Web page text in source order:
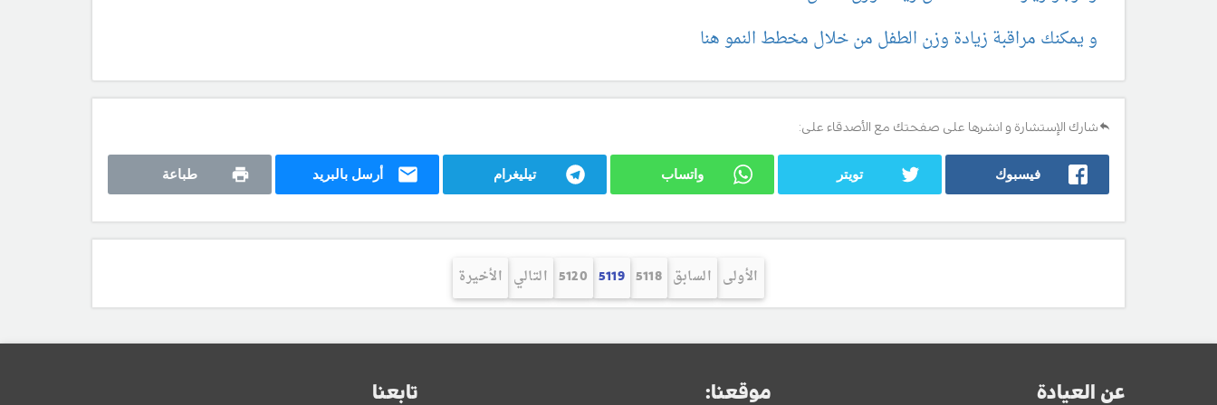
و يمكنك مراقبة زيادة وزن الطفل من خلال مخطط النمو هنا
شارك الإستشارة و انشرها على صفحتك مع الأصدقاء على:
فيسبوك تويتر واتساب تيليغرام أرسل بالبريد طباعة
الأولى السابق 5118
5119
5120 التالي الأخيرة
عن العيادة موقعنا: تابعنا